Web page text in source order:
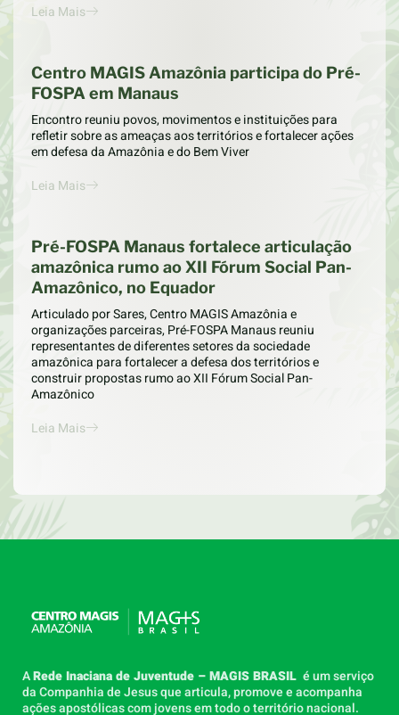
Leia Mais
Centro MAGIS Amazônia participa do Pré-
FOSPA em Manaus
Encontro reuniu povos, movimentos e instituições para
refletir sobre as ameaças aos territórios e fortalecer ações
em defesa da Amazônia e do Bem Viver
Leia Mais
Pré-FOSPA Manaus fortalece articulação
amazônica rumo ao XII Fórum Social Pan-
Amazônico, no Equador
Articulado por Sares, Centro MAGIS Amazônia e
organizações parceiras, Pré-FOSPA Manaus reuniu
representantes de diferentes setores da sociedade
amazônica para fortalecer a defesa dos territórios e
construir propostas rumo ao XII Fórum Social Pan-
Amazônico
Leia Mais
ARede Inaciana de Juventude – MAGIS BRASIL é um serviço
da Companhia de Jesus que articula, promove e acompanha
ações apostólicas com jovens em todo o território nacional.